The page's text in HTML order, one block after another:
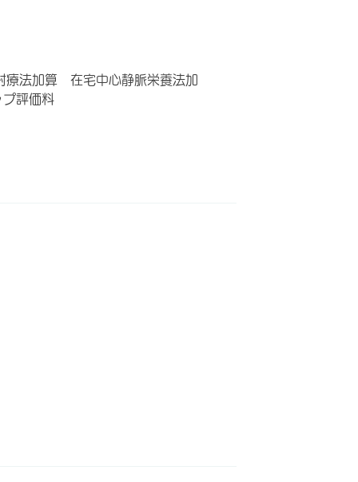
療法加算 在宅中心静脈栄養法加
評価料